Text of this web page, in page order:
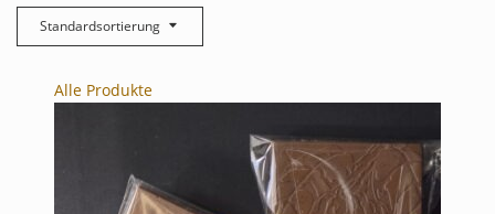
Standardsortierung
Alle Produkte